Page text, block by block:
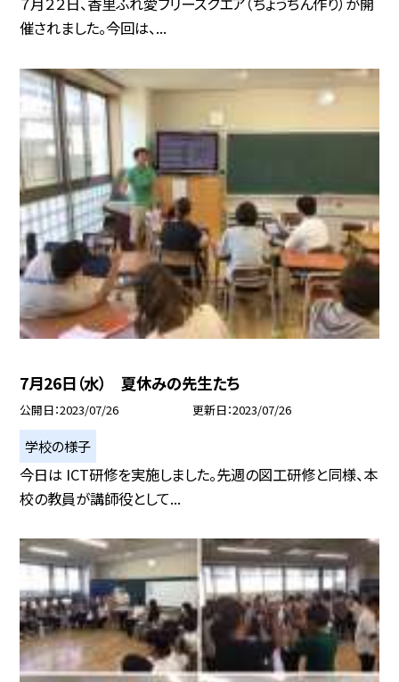
催されました。今回は、...
7月26日（水） 夏休みの先生たち
公開日 2023/07/26 更新日 2023/07/26
学校の様子
今日は ICT研修を実施しました。先週の図工研修と同様、本
校の教員が講師役として...